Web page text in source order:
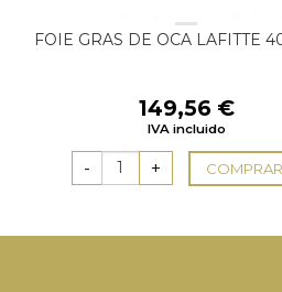
FOIE GRAS DE OCA LAFITTE
149,56 €
IVA incluido
COMPRAR